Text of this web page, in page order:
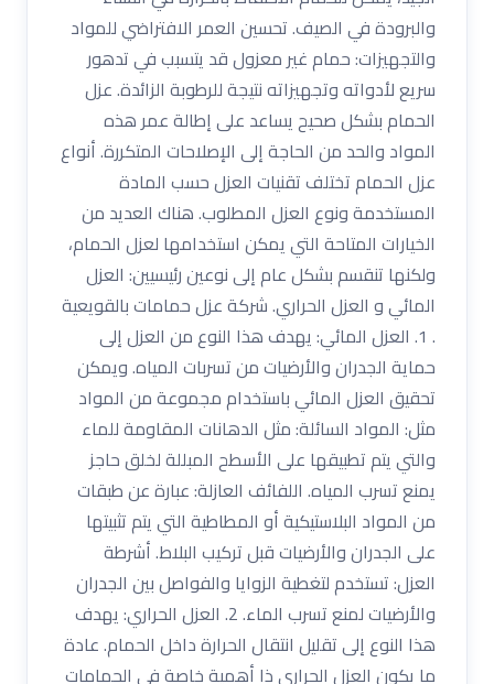
والبرودة في الصيف. تحسين العمر الافتراضي للمواد
والتجهيزات: حمام غير معزول قد يتسبب في تدهور
سريع لأدواته وتجهيزاته نتيجة للرطوبة الزائدة. عزل
الحمام بشكل صحيح يساعد على إطالة عمر هذه
المواد والحد من الحاجة إلى الإصلاحات المتكررة. أنواع
عزل الحمام تختلف تقنيات العزل حسب المادة
المستخدمة ونوع العزل المطلوب. هناك العديد من
الخيارات المتاحة التي يمكن استخدامها لعزل الحمام،
ولكنها تنقسم بشكل عام إلى نوعين رئيسيين: العزل
المائي و العزل الحراري. شركة عزل حمامات بالقويعية
. 1. العزل المائي: يهدف هذا النوع من العزل إلى
حماية الجدران والأرضيات من تسربات المياه. ويمكن
تحقيق العزل المائي باستخدام مجموعة من المواد
مثل: المواد السائلة: مثل الدهانات المقاومة للماء
والتي يتم تطبيقها على الأسطح المبللة لخلق حاجز
يمنع تسرب المياه. اللفائف العازلة: عبارة عن طبقات
من المواد البلاستيكية أو المطاطية التي يتم تثبيتها
على الجدران والأرضيات قبل تركيب البلاط. أشرطة
العزل: تستخدم لتغطية الزوايا والفواصل بين الجدران
والأرضيات لمنع تسرب الماء. 2. العزل الحراري: يهدف
هذا النوع إلى تقليل انتقال الحرارة داخل الحمام. عادة
ما يكون العزل الحراري ذا أهمية خاصة في الحمامات